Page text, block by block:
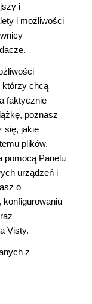
i
i możliwości
którzy chcą
faktycznie
poznasz
się, jakie
plików.
pomocą Panelu
urządzeń i
o
konfigurowaniu
Visty.
z